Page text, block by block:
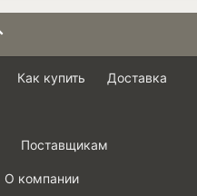
Как купить Доставка
Поставщикам
О компании